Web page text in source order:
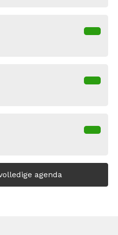
agenda